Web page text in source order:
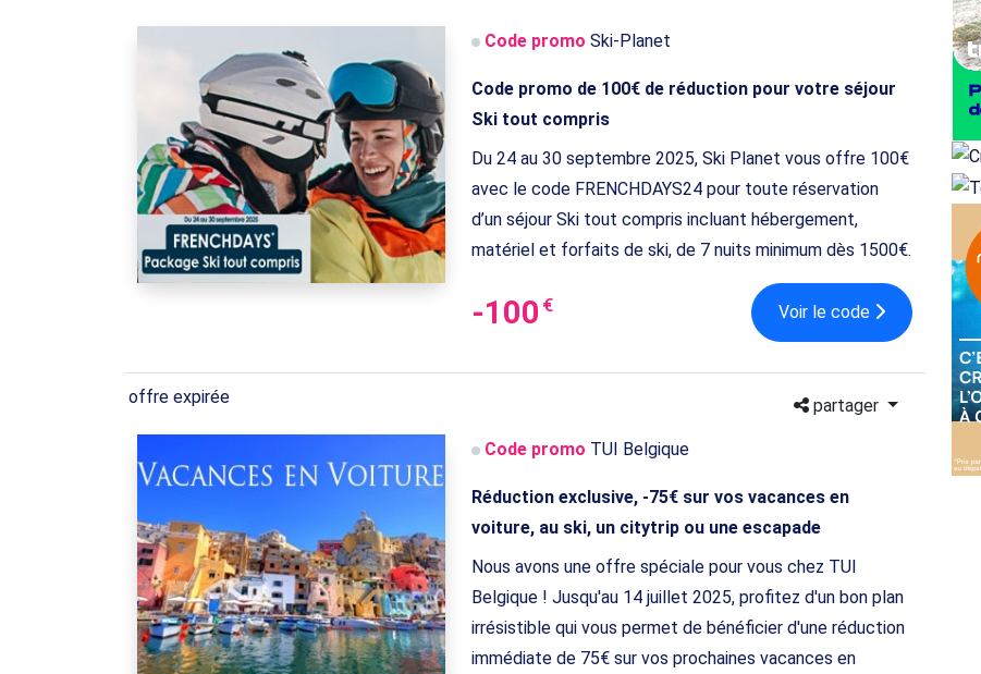
Code promo Ski-Planet
Code promo de 100€ de réduction pour votre séjour
Ski tout compris
Du 24 au 30 septembre 2025, Ski Planet vous offre 100€
avec le code FRENCHDAYS24 pour toute réservation
d’un séjour Ski tout compris incluant hébergement,
matériel et forfaits de ski, de 7 nuits minimum dès 1500€.
-100 € Voir le code
offre expirée partager
Code promo TUI Belgique
Réduction exclusive, -75€ sur vos vacances en
voiture, au ski, un citytrip ou une escapade
Nous avons une offre spéciale pour vous chez TUI
Belgique ! Jusqu'au 14 juillet 2025, profitez d'un bon plan
irrésistible qui vous permet de bénéficier d'une réduction
immédiate de 75€ sur vos prochaines vacances en